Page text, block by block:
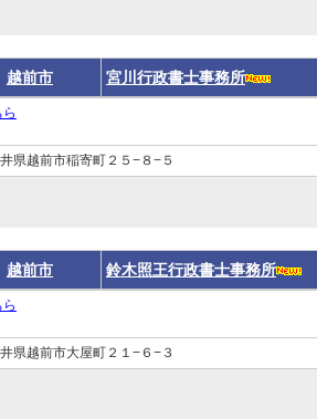
越前市 宮川行政書士事務所
県越前市稲寄町２５−８−５
越前市 鈴木照王行政書士事務所
県越前市大屋町２１−６−３